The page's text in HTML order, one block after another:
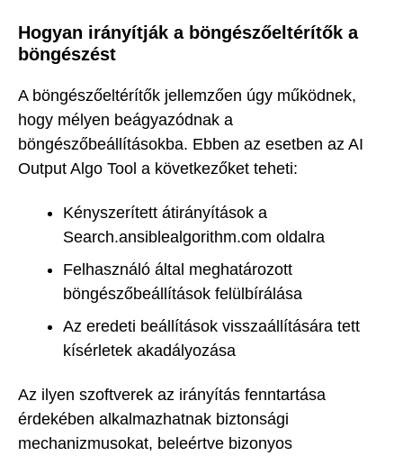
Hogyan irányítják a böngészőeltérítők a
böngészést
A böngészőeltérítők jellemzően úgy működnek,
hogy mélyen beágyazódnak a
böngészőbeállításokba. Ebben az esetben az AI
Output Algo Tool a következőket teheti:
Kényszerített átirányítások a
Search.ansiblealgorithm.com oldalra
Felhasználó által meghatározott
böngészőbeállítások felülbírálása
Az eredeti beállítások visszaállítására tett
kísérletek akadályozása
Az ilyen szoftverek az irányítás fenntartása
érdekében alkalmazhatnak biztonsági
mechanizmusokat, beleértve bizonyos